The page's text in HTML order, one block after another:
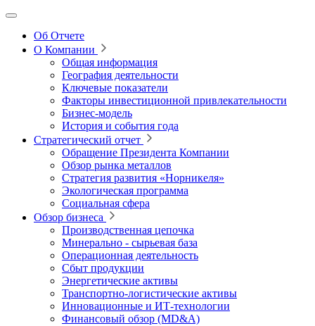
Об Отчете
О Компании
Общая информация
География деятельности
Ключевые показатели
Факторы инвестиционной привлекательности
Бизнес-модель
История и события года
Стратегический отчет
Обращение Президента Компании
Обзор рынка металлов
Стратегия развития «Норникеля»
Экологическая программа
Социальная сфера
Обзор бизнеса
Производственная цепочка
Минерально ‑ сырьевая база
Операционная деятельность
Сбыт продукции
Энергетические активы
Транспортно-логистические активы
Инновационные и ИТ‑технологии
Финансовый обзор (MD&A)